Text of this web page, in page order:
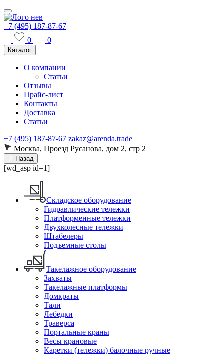
+7 (495) 187-87-67
0
0
Каталог
О компании
Статьи
Отзывы
Прайс-лист
Контакты
Доставка
Статьи
+7 (495) 187-87-67 zakaz@arenda.trade
Москва, Проезд Русанова, дом 2, стр 2
Назад
[wd_asp id=1]
Складское оборудование
Гидравлические тележки
Платформенные тележки
Двухколесные тележки
Штабелеры
Подъемные столы
Такелажное оборудование
Захваты
Такелажные платформы
Домкраты
Тали
Лебедки
Траверса
Портальные краны
Весы крановые
Каретки (тележки) балочные ручные